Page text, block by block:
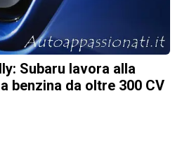
Subaru lavora alla
benzina da oltre 300 CV